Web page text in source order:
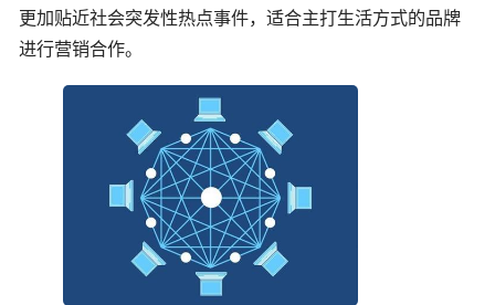
更加贴近社会突发性热点事件，适合主打生活方式的品牌
进行营销合作。